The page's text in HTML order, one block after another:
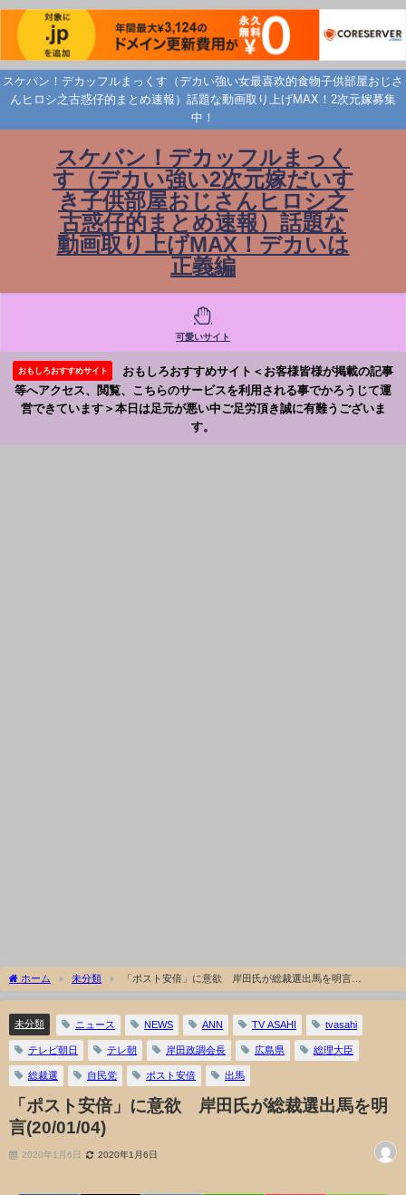
スケバン！デカッフルまっくす（デカい強い女最喜欢的食物子供部屋おじさ
んヒロシ之古惑仔的まとめ速報）話題な動画取り上げMAX！2次元嫁募集
中！
スケバン！デカッフルまっく
す（デカい強い2次元嫁だいす
き子供部屋おじさんヒロシ之
古惑仔的まとめ速報）話題な
動画取り上げMAX！デカいは
正義編
可愛いサイト
おもしろおすすめサイト
おもしろおすすめサイト＜お客様皆様が掲載の記事
等へアクセス、閲覧、こちらのサービスを利用される事でかろうじて運
営できています＞本日は足元が悪い中ご足労頂き誠に有難うございま
す。
ホーム 未分類
「ポスト安倍」に意欲 岸田氏が総裁選出馬を明言
(20/01/04)
未分類 ニュース NEWS ANN TV ASAHI tvasahi
テレビ朝日 テレ朝 岸田政調会長 広島県 総理大臣
総裁選 自民党 ポスト安倍 出馬
「ポスト安倍」に意欲 岸田氏が総裁選出馬を明
言(20/01/04)
2020年1月6日 2020年1月6日